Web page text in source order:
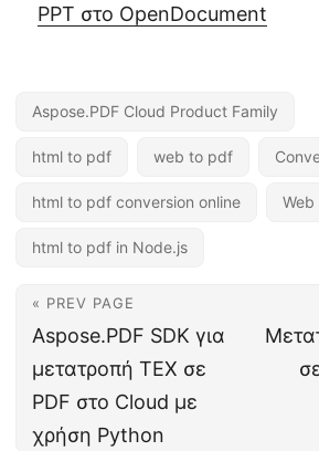
PPT στο OpenDocument
Aspose.PDF Cloud Product Family
html to pdf web to pdf
html to pdf conversion online
html to pdf in Node.js
« PREV PAGE
Aspose.PDF SDK για
μετατροπή TEX σε
PDF στο Cloud με
χρήση Python